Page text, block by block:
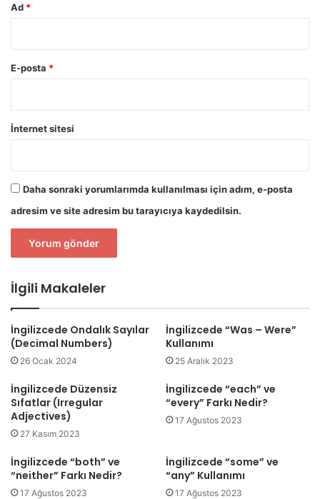
Ad *
E-posta *
İnternet sitesi
Daha sonraki yorumlarımda kullanılması için adım, e-posta
adresim ve site adresim bu tarayıcıya kaydedilsin.
İlgili Makaleler
İngilizcede Ondalık Sayılar
(Decimal Numbers)
26 Ocak 2024
İngilizcede “Was – Were”
Kullanımı
25 Aralık 2023
İngilizcede Düzensiz
Sıfatlar (Irregular
Adjectives)
27 Kasım 2023
İngilizcede “each” ve
“every” Farkı Nedir?
17 Ağustos 2023
İngilizcede “both” ve
“neither” Farkı Nedir?
17 Ağustos 2023
İngilizcede “some” ve
“any” Kullanımı
17 Ağustos 2023